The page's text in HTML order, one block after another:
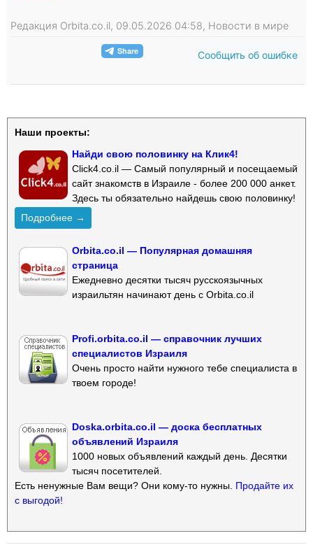
Редакция Orbita.co.il, 09.05.2026 04:58, Новости в мире
Сообщить об ошибке
Наши проекты:
Найди свою половинку на Клик4!
Click4.co.il — Самый популярный и посещаемый
сайт знакомств в Израиле - более 200 000 анкет.
Здесь ты обязательно найдешь свою половинку!
Подробнее →
Orbita.co.il — Популярная домашняя
страница
Ежедневно десятки тысяч русскоязычных
израильтян начинают день с Orbita.co.il
Profi.orbita.co.il — справочник лучших
специалистов Израиля
Очень просто найти нужного тебе специалиста в
твоем городе!
Doska.orbita.co.il — доска бесплатных
объявлений Израиля
1000 новых объявлений каждый день. Десятки
тысяч посетителей.
Есть ненужные Вам вещи? Они кому-то нужны. Продайте их
с выгодой!